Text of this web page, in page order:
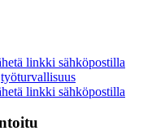
linkki sähköpostilla
työturvallisuus
linkki sähköpostilla